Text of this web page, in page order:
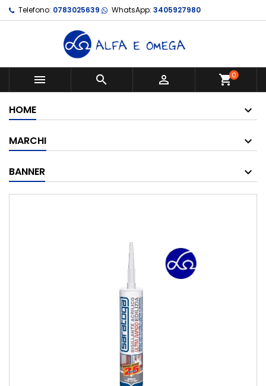
Telefono: 0783025639 WhatsApp: 3405927980
   shopping_cart0
HOME
MARCHI
BANNER